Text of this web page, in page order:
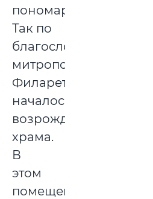
пономарка.
Так по
благословению
митрополита
Филарета
началось
возрождение
храма.
В
этом
помещении